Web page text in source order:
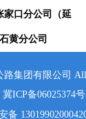
家口分公司（延
崇分公司）
石黄分公司
集团有限公司 All
ICP备06025374号
备